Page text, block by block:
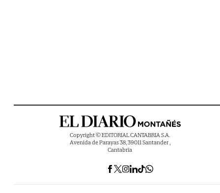
Copyright © EDITORIAL CANTABRIA S.A.
Avenida de Parayas 38, 39011 Santander ,
Cantabria